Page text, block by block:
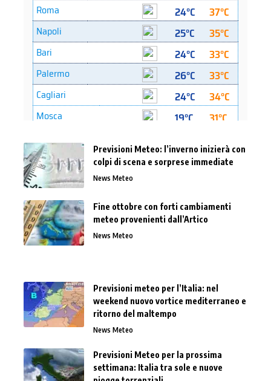
Previsioni Meteo: l’inverno inizierà con
colpi di scena e sorprese immediate
News Meteo
Fine ottobre con forti cambiamenti
meteo provenienti dall’Artico
News Meteo
Previsioni meteo per l’Italia: nel
weekend nuovo vortice mediterraneo e
ritorno del maltempo
News Meteo
Previsioni Meteo per la prossima
settimana: Italia tra sole e nuove